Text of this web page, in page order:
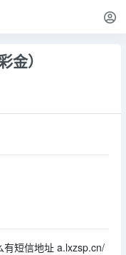
金）
有短信地址 a.lxzsp.cn/